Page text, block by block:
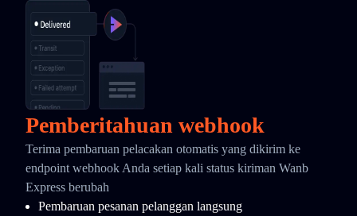
Pemberitahuan webhook
Terima pembaruan pelacakan otomatis yang dikirim ke
endpoint webhook Anda setiap kali status kiriman Wanb
Express berubah
Pembaruan pesanan pelanggan langsung